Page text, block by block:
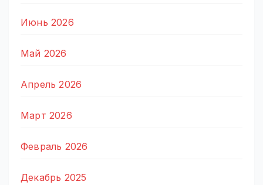
Июнь 2026
Май 2026
Апрель 2026
Март 2026
Февраль 2026
Декабрь 2025